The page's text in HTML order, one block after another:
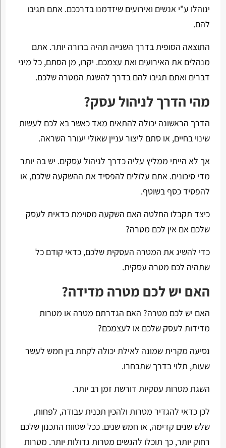
ינוהלו ע"י אנשים ואירועים שיזדמנו בדרככם. אתם תגיבו
להם.
התוצאה הסופית בדרך השנייה תהיה ברורה יותר. אתם
מנהלים את האירועים ואת עצמכם. יקרו, מן הסתם, כל מיני
דברים ואתם תגיבו להם בדרך להשגת המטרה שלכם.
מהי הדרך לניהול עסק?
הדרך הראשונה יכולה להתאים מאד כאשר בא לכם לעשות
שינוי בחיים, או סתם ליצור עניין שאולי יעורר השראה.
אך לא הייתי ממליץ עליה כדרך לניהול עסקים. יש בה יותר
מדי סיכונים. אתם עלולים להפסיד את ההשקעה שלכם, או
להפסיד כסף בשוטף.
כיצד תקבלו החלטה האם השקעה מסוימת כדאית לעסק
שלכם אם אין לכם מטרה?
כדי להשיג את המטרה העסקית שלכם, כדאי קודם כל
שתהיה לכם מטרה עסקית.
האם יש לכם מטרה מדידה?
האם יש לכם מטרה? האם הגדרתם מטרה או מטרות
מדידות לעסק שלכם או לעצמכם?
נסיעה מקרית שמונה לאילת יכולה לקחת בין חמש לעשר
שעות, תלוי בדרך שתבחרו.
השגת מטרות עסקיות דורשת זמן רב יותר.
לכן כדאי להגדיר מטרות ולהכין תכנית עבודה, לפחות,
שלש שנים קדימה, או חמש שנים. ככל שטווח התכנון שלכם
רחוק יותר, כך תוכלו להגשים מטרות גדולות יותר. מטרות